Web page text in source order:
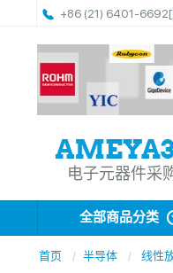
+86 (21) 6401-6692
电子元器件采
全部商品分类
首页 半导体 线性